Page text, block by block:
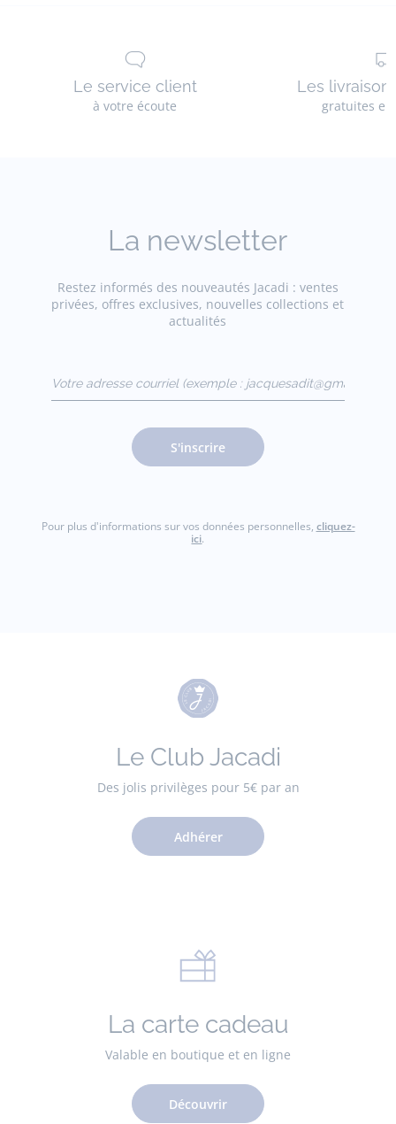
Le service client
à votre écoute
Les
gratuites
La newsletter
Restez informés des nouveautés Jacadi : ventes
privées, offres exclusives, nouvelles collections et
actualités
(exemple :
jacquesadit@gmail.com)
S'inscrire
Pour plus d'informations sur vos données personnelles, cliquez-
ici.
Le Club Jacadi
Des jolis privilèges pour 5€ par an
Adhérer
La carte cadeau
Valable en boutique et en ligne
Découvrir